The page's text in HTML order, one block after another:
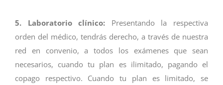
5. Laboratorio clínico: Presentando la respectiva
orden del médico, tendrás derecho, a través de nuestra
red en convenio, a todos los exámenes que sean
necesarios, cuando tu plan es ilimitado, pagando el
copago respectivo. Cuando tu plan es limitado, se